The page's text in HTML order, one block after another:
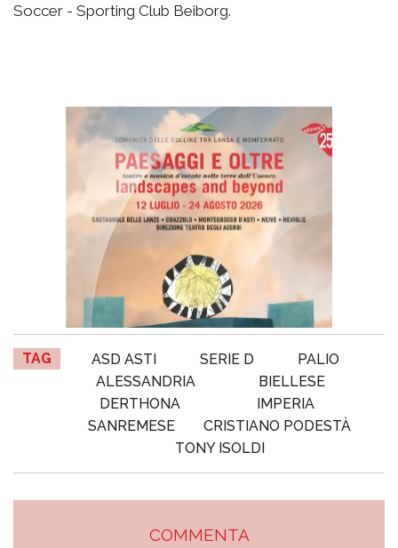
Soccer - Sporting Club Beiborg.
TAG ASD ASTI SERIE D
PALIO
ALESSANDRIA
BIELLESE
DERTHONA
IMPERIA
SANREMESE
CRISTIANO PODESTÀ
TONY ISOLDI
COMMENTA